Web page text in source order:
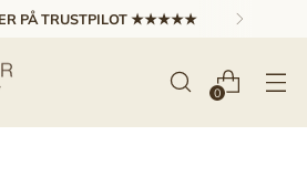
PÅ TRUSTPILOT ★★★★★
0